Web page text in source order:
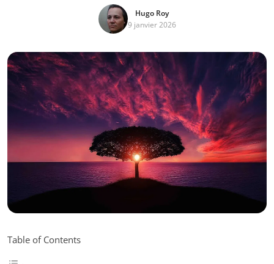
Hugo Roy
9 janvier 2026
Table of Contents